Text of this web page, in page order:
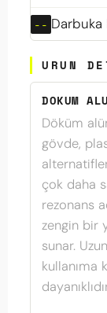
Darbuka
URUN
DOKUM
Döküm
gövde,
çok daha
rezonans
zengin bir
sunar.
kullanıma